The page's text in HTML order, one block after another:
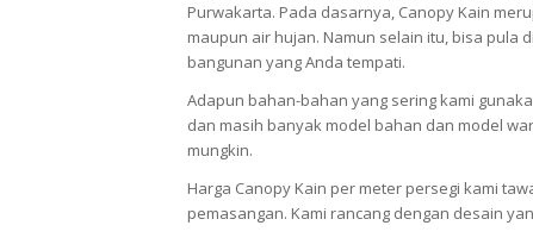
Purwakarta. Pada dasarnya, Canopy Kain
maupun air hujan. Namun selain itu, bisa pula
bangunan yang Anda tempati.
Adapun bahan-bahan yang sering kami
dan masih banyak model bahan dan model
mungkin.
Harga Canopy Kain per meter persegi kami
pemasangan. Kami rancang dengan desain